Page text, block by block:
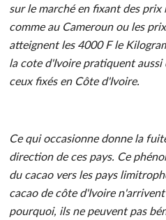
sur le marché en fixant des
comme au Cameroun ou les
atteignent les 4000 F le
la cote d'Ivoire pratiquent aussi
ceux fixés en Côte d'Ivoire.
Ce qui occasionne donne la
direction de ces pays. Ce
du cacao vers les pays
cacao de côte d'Ivoire
pourquoi, ils ne peuvent pas